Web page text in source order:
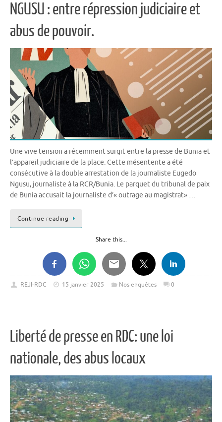
NGUSU : entre répression judiciaire et
abus de pouvoir.
Une vive tension a récemment surgit entre la presse de Bunia et
l’appareil judiciaire de la place. Cette mésentente a été
consécutive à la double arrestation de la journaliste Eugedo
Ngusu, journaliste à la RCR/Bunia. Le parquet du tribunal de paix
de Bunia accusait la journaliste d’« outrage au magistrat» …
Continue reading
Share this...
REJI-RDC 15 janvier 2025 Nos enquêtes 0
Liberté de presse en RDC: une loi
nationale, des abus locaux